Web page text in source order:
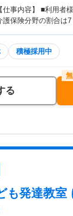
【仕事内容】 ■利用者
護保険分野の割合
積極採用中
る
も発達教室